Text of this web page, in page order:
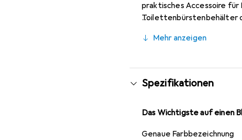
praktisches Accessoire für
Toilettenbürstenbehälter
Mehr anzeigen
Spezifikationen
Das Wichtigste auf einen
Genaue Farbbezeichnung